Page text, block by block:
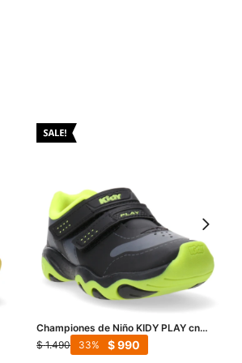
Championes de Niño KIDY PLAY cn
velcro - Negro - Amarillo fluo
$ 1.490 $990
33